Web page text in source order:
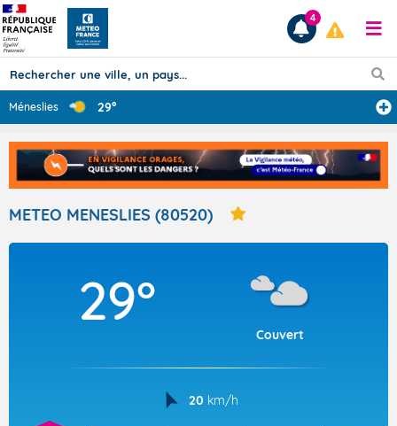
Prévisions
TOUS LES RÉSULTATS
Articles
4
Méneslies 29°
METEO MENESLIES (80520)
29°
Couvert
20 km/h